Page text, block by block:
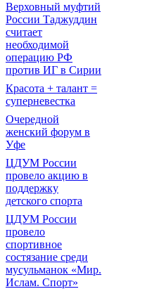
Верховный муфтий
России Таджуддин
считает
необходимой
операцию РФ
против ИГ в Сирии
Красота + талант =
суперневестка
Очередной
женский форум в
Уфе
ЦДУМ России
провело акцию в
поддержку
детского спорта
ЦДУМ России
провело
спортивное
состязание среди
мусульманок «Мир.
Ислам. Спорт»